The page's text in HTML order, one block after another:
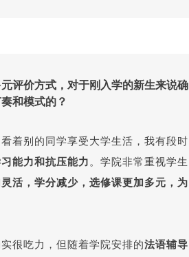
评价方式，对于刚入学的新生来说确
和模式的？
着别的同学享受大学生活，我有段时
能力和抗压能力。学院非常重视学生
活，学分减少，选修课更加多元，为
很吃力，但随着学院安排的法语辅导